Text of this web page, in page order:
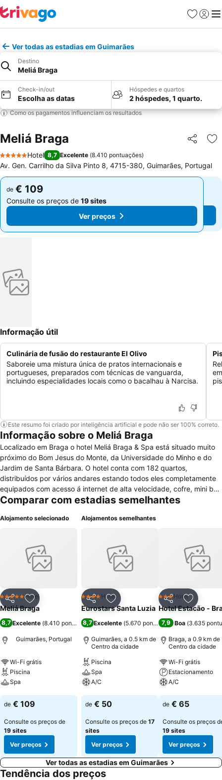
Favoritos
Iniciar
Ver todas as estadias em Guimarães
Destino
Meliá Braga
Check-in/out
Escolha as datas
Hóspedes e quartos
2 hóspedes, 1 quarto.
Como os pagamentos influenciam os resultados
Meliá Braga Partilhar
5 Estrelas
Hotel 8,7 Excelente (8.410 pontuações)
Av. Gen. Carrilho da Silva Pinto 8, 4715-380, Guimarães, Portugal
de € 109
Consulte os preços de 19 sites
Ver preços
de € 109
Consulte os preços de 19 sites
Ver preços
Informação útil
Culinária de fusão do restaurante El Olivo
Saboreie uma mistura única de pratos internacionais e
portugueses, preparados com técnicas de vanguarda,
incluindo especialidades locais como o bacalhau à Narcisa.
Este resumo foi criado por inteligência artificial e pode não ser 100% correto.
Informação sobre o Meliá Braga
Localizado em Braga o hotel Meliá Braga & Spa está situado muito
próximo do Bom Jesus do Monte, da Universidade do Minho e do
Jardim de Santa Bárbara. O hotel conta com 182 quartos,
distribuídos por vários andares estando todos eles completamente
equipados com acesso á internet de alta velocidade, cofre, mini bar,
telefone, ar condicionado, WC privado com combinado de banheira
despertador, serviço de despertar e serviço de limpeza diário. Para
concierge, bagageiro, estacionamento e serviços de lavagem a
seco e lavandaria. Para momentos de lazer o hotel conta com bar
lounge, piscina coberta aquecida, bar na piscina, piscina infantil,
hidromassagem e sauna seca. Para negócios e eventos o hotel
conta com centro de negócios, instalações para banquetes, serviço
de quartos 24h e várias salas para a realização de reuniões e
conferências.
Comparar com estadias semelhantes
Alojamento selecionado
PartilharAdicionar aos favoritos
5 EstrelasHotel
Meliá Braga
8,7 Excelente (8.410 pontuações)
Guimarães, Portugal
Wi-Fi grátis
Piscina
Spa
Ver preços
de € 109
Consulte os preços de
19 sites
Ver preços
Alojamentos semelhantes
PartilharAdicionar aos favoritos
4 EstrelasHotel
Eurostars Santa Luzia
8,7 Excelente (5.670 pontuações)
Guimarães, a 0.5 km de
Centro da cidade
Piscina
Spa
A/C
Ver preços
de € 50
Consulte os preços de 17
sites
Ver preços
Partilhar
3 Estrelas
Hotel
Hotel Estacão -
7,9 Boa (3.635
Braga, a 0.9 km de
Centro da cidade
Wi-Fi grátis
Estacionamento
A/C
Ver preços
de € 65
Consulte os preços
19 sites
Ver preços
Ver todas as estadias em Guimarães
Tendência dos preços